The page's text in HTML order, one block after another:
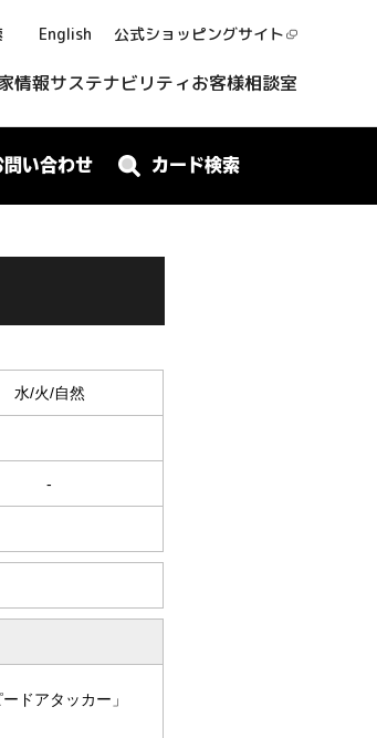
English 公式ショッピングサイト
情報サステナビリティお客様相談室
問い合わせ カード検索
水/火/自然
-
ドアタッカー」